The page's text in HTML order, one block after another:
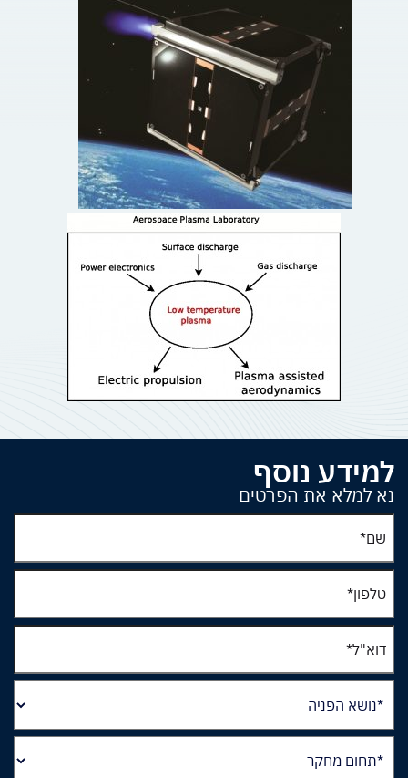
למידע נוסף
נא למלא את הפרטים